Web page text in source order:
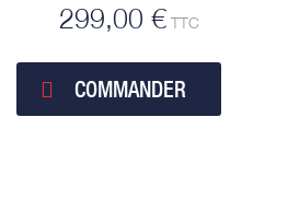
299,00 €TTC
COMMANDER